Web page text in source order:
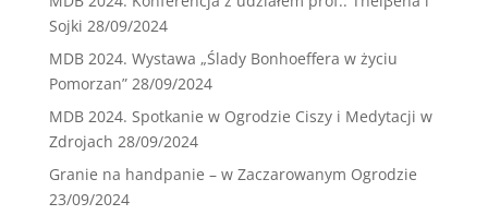
Sojki 28/09/2024
MDB 2024. Wystawa „Ślady Bonhoeffera w życiu
Pomorzan” 28/09/2024
MDB 2024. Spotkanie w Ogrodzie Ciszy i Medytacji w
Zdrojach 28/09/2024
Granie na handpanie – w Zaczarowanym Ogrodzie
23/09/2024